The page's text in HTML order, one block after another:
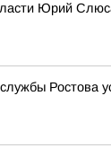
Юрий
Ростова